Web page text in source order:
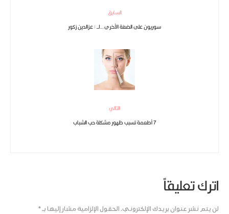
السابق
سوريون على الضفة الأخرى …لــ : عزالدين زكور
التالي
7 أطعمة تسبب ظهور مشكلة حب الشباب
اترك تعليقاً
لن يتم نشر عنوان بريدك الإلكتروني. الحقول الإلزامية مشار إليها بـ*